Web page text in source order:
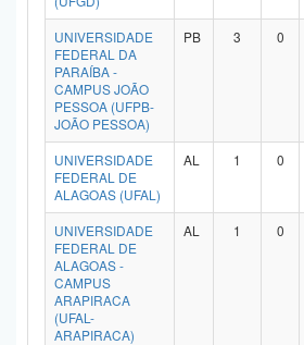
UNIVERSIDADE
FEDERAL DA
PARAÍBA -
CAMPUS JOÃO
PESSOA (UFPB-
JOÃO PESSOA)
PB 3 0
UNIVERSIDADE
FEDERAL DE
ALAGOAS (UFAL)
AL 1 0
UNIVERSIDADE
FEDERAL DE
ALAGOAS -
CAMPUS
ARAPIRACA
(UFAL-
ARAPIRACA)
AL 1 0